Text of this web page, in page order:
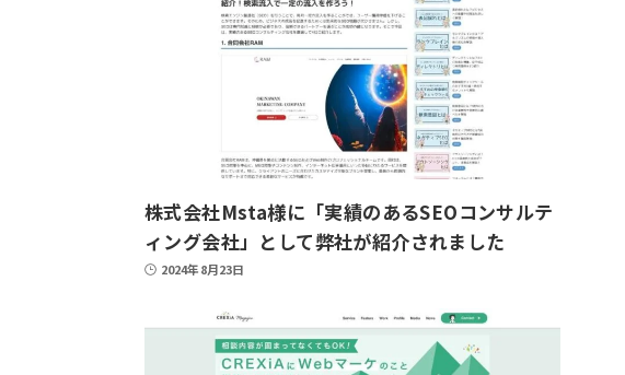
株式会社Msta様に「実績のあるSEOコンサルテ
ィング会社」として弊社が紹介されました
2024年8月23日